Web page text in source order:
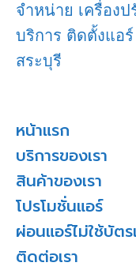
จำหน่าย เครื่อง
บริการ ติดตั้งแอ
สระบุรี
หน้าแรก
บริการของเรา
สินค้าของเรา
โปรโมชั่นแอร์
ผ่อนแอร์ไม่ใช้บัต
ติดต่อเรา